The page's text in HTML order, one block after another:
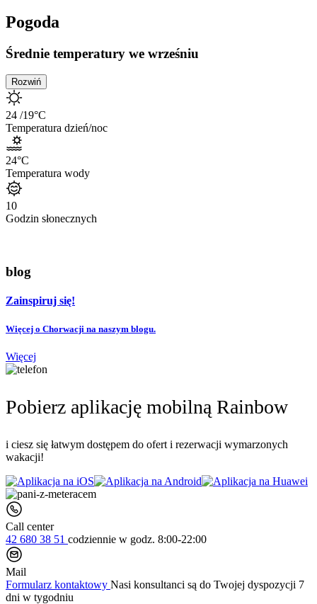
Pogoda
Średnie temperatury we wrześniu
Rozwiń
24 /19°C
Temperatura dzień/noc
24°C
Temperatura wody
10
Godzin słonecznych
blog
Zainspiruj się!
Więcej o Chorwacji na naszym blogu.
Więcej
Pobierz aplikację mobilną Rainbow
i ciesz się łatwym dostępem do ofert i rezerwacji wymarzonych
wakacji!
Call center
42 680 38 51 codziennie w godz. 8:00-22:00
Mail
Formularz kontaktowy Nasi konsultanci są do Twojej dyspozycji 7
dni w tygodniu